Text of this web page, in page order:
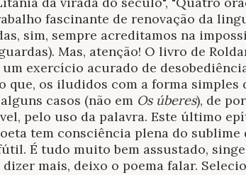
fascinante de renovação da
sim, sempre acreditamos na
Mas, atenção! O livro de
exercício acurado de
que, os iludidos com a forma simples
casos (não em Os úberes), de
pelo uso da palavra. Este último
tem consciência plena do sublime
É tudo muito bem assustado,
mais, deixo o poema falar.